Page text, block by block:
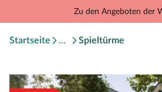
Zu den Angeboten der
Startseite Spieltürme